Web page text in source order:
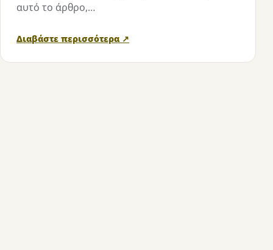
αυτό το άρθρο,…
Διαβάστε περισσότερα ↗